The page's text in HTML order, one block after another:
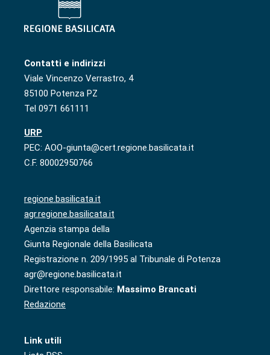
Contatti e indirizzi
Viale Vincenzo Verrastro, 4
85100 Potenza PZ
Tel 0971 661111
URP
PEC: AOO-giunta@cert.regione.basilicata.it
C.F. 80002950766
regione.basilicata.it
agr.regione.basilicata.it
Agenzia stampa della
Giunta Regionale della Basilicata
Registrazione n. 209/1995 al Tribunale di Potenza
agr@regione.basilicata.it
Direttore responsabile: Massimo Brancati
Redazione
Link utili